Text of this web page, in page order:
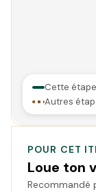
Cette étape
Autres
POUR CET
Loue ton
Recommandé